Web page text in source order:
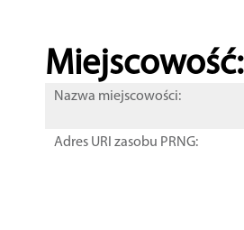
Miejscowość:
Nazwa miejscowości:
Adres URI zasobu PRNG: